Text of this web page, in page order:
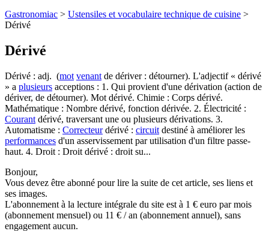
Gastronomiac > Ustensiles et vocabulaire technique de cuisine >
Dérivé
Dérivé
Dérivé : adj. (mot venant de dériver : détourner). L'adjectif « dérivé
» a plusieurs acceptions : 1. Qui provient d'une dérivation (action de
dériver, de détourner). Mot dérivé. Chimie : Corps dérivé.
Mathématique : Nombre dérivé, fonction dérivée. 2. Électricité :
Courant dérivé, traversant une ou plusieurs dérivations. 3.
Automatisme : Correcteurdérivé : circuit destiné à améliorer les
performances d'un asservissement par utilisation d'un filtre passe-
haut. 4. Droit : Droit dérivé : droit su...
Bonjour,
Vous devez être abonné pour lire la suite de cet article, ses liens et
ses images.
L'abonnement à la lecture intégrale du site est à 1 € euro par mois
(abonnement mensuel) ou 11 € / an (abonnement annuel), sans
engagement aucun.